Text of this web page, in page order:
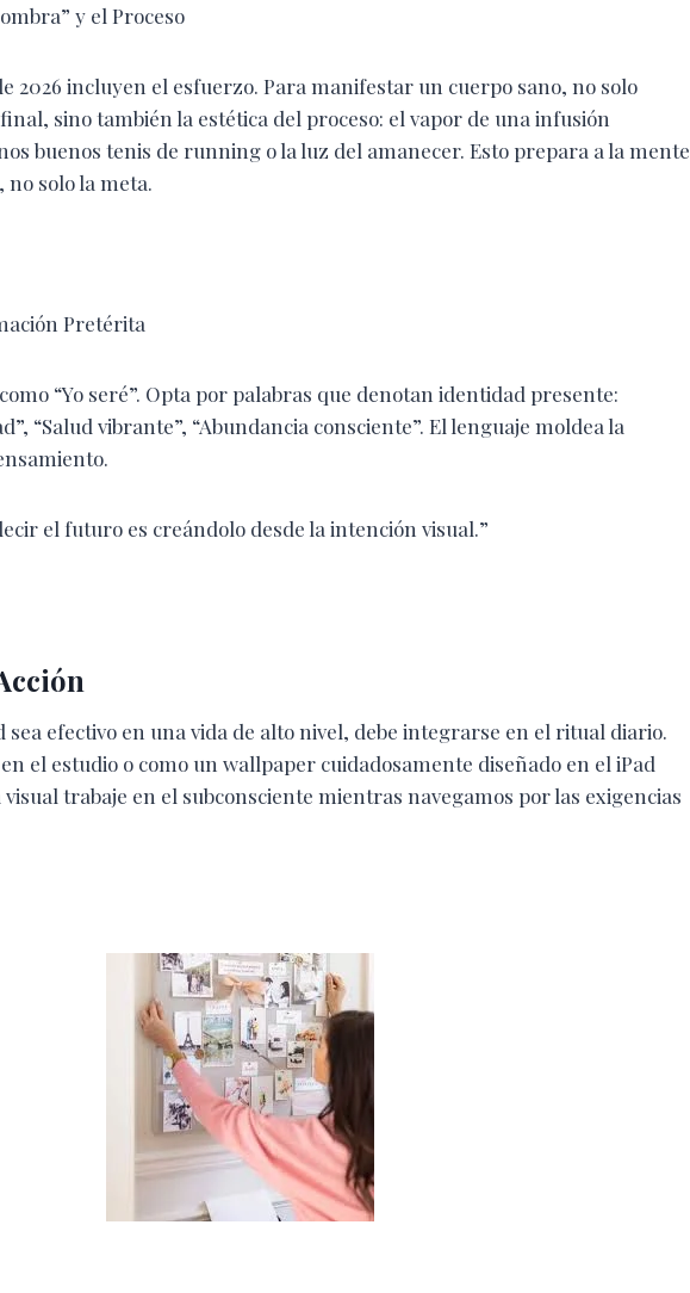
y el Proceso
2026 incluyen el esfuerzo. Para manifestar un cuerpo sano, no solo
sino también la estética del proceso: el vapor de una infusión
buenos tenis de running o la luz del amanecer. Esto prepara a la mente
solo la meta.
Pretérita
“Yo seré”. Opta por palabras que denotan identidad presente:
“Salud vibrante”, “Abundancia consciente”. El lenguaje moldea la
el futuro es creándolo desde la intención visual.”
sea efectivo en una vida de alto nivel, debe integrarse en el ritual diario.
el estudio o como un wallpaper cuidadosamente diseñado en el iPad
trabaje en el subconsciente mientras navegamos por las exigencias